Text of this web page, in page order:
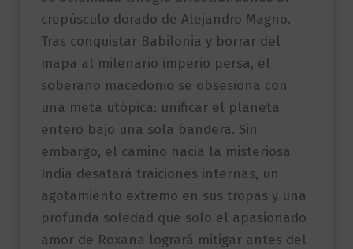
crepúsculo dorado de Alejandro Magno.
Tras conquistar Babilonia y borrar del
mapa al milenario imperio persa, el
soberano macedonio se obsesiona con
una meta utópica: unificar el planeta
entero bajo una sola bandera. Sin
embargo, el camino hacia la misteriosa
India desatará traiciones internas, un
agotamiento extremo en sus tropas y una
profunda soledad que solo el apasionado
amor de Roxana logrará mitigar antes del